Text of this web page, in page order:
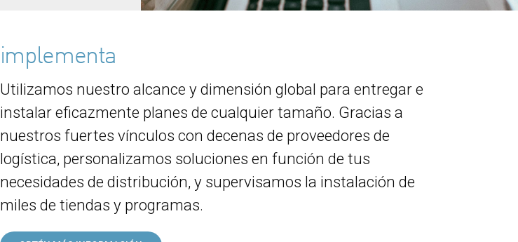
implementa
Utilizamos nuestro alcance y dimensión global para entregar e
instalar eficazmente planes de cualquier tamaño. Gracias a
nuestros fuertes vínculos con decenas de proveedores de
logística, personalizamos soluciones en función de tus
necesidades de distribución, y supervisamos la instalación de
miles de tiendas y programas.